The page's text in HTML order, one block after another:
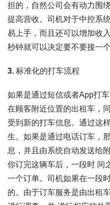
担的，自然公司会有动力围
提高营收。司机对于中控系
易上手，而且还可以增加收
秒钟就可以决定要不要接一个
3. 标准化的打车流程
如果是通过短信或者App打
在顾客附近位置的出租车，
受到新的打车信息。通过这
生。如果是通过电话订车，
息，并且由系统自动发送给
你订完这辆车后，一段时 间
一个订单。司机如果在一段
的。由于订车服务是由出租